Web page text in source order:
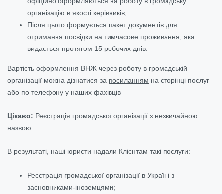
організацію в якості керівників;
Після цього формується пакет документів для
отримання посвідки на тимчасове проживання, яка
видається протягом 15 робочих днів.
Вартість оформлення ВНЖ через роботу в громадській
організації можна дізнатися за посиланням на сторінці послуг
або по телефону у наших фахівців
Цікаво: Реєстрація громадської організації з незвичайною
назвою
В результаті, наші юристи надали Клієнтам такі послуги:
Реєстрація громадської організації в Україні з
засновниками-іноземцями;